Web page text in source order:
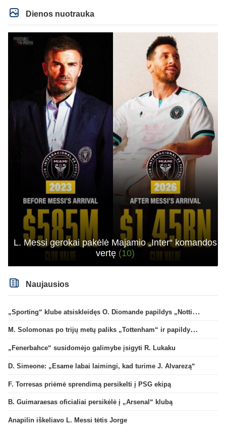
Dienos nuotrauka
L. Messi gerokai pakėlė Majamio „Inter“ komandos
vertę (10)
Naujausios
„Sporting“ klube atsiskleidęs O. Diomande papildys „Nottingham“ gretas
M. Solomonas po trijų metų paliks „Tottenham“ ir papildys „West Ham“ klubą
„Fenerbahce“ susidomėjo galimybe įsigyti R. Lukaku
D. Simeone: „Esame labai laimingi, kad turime J. Alvarezą“
F. Torresas priėmė sprendimą persikelti į PSG ekipą
B. Guimaraesas oficialiai persikėlė į „Arsenal“ klubą
Anapilin iškeliavo L. Messi tėtis Jorge